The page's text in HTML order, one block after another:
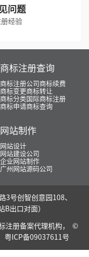
问题
经验
商标注册查询
商标注册公司商标续费
商标变更商标转让
商标分类国际商标注册
商标申请商标查询
网站制作
网站设计
网站建设公司
企业网站制作
广州网站源码公司
号创智创意园108、
出口对面）
注册备案代理机构， ©
粤ICP备09037611号